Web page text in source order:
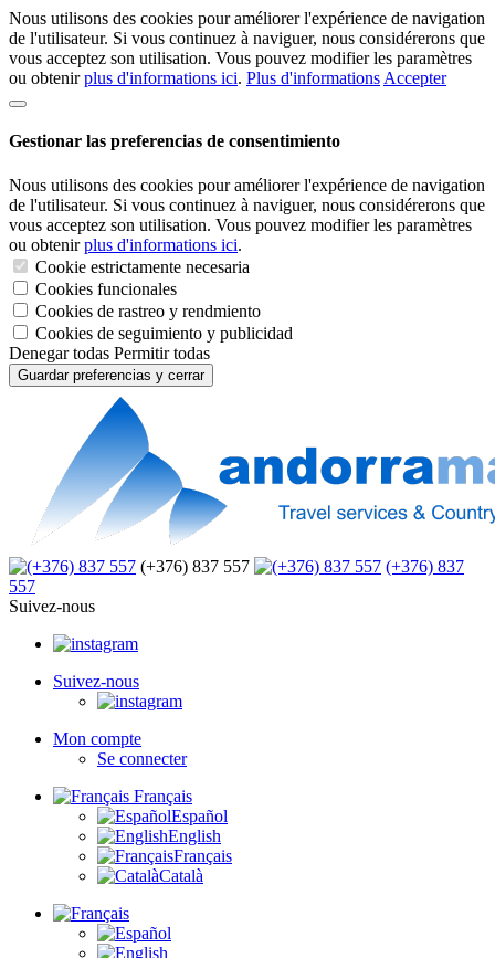
Nous utilisons des cookies pour améliorer l'expérience de navigation
de l'utilisateur. Si vous continuez à naviguer, nous considérerons que
vous acceptez son utilisation. Vous pouvez modifier les paramètres
ou obtenirplus d'informations ici. Plus d'informations Accepter
Gestionar las preferencias de consentimiento
Nous utilisons des cookies pour améliorer l'expérience de navigation
de l'utilisateur. Si vous continuez à naviguer, nous considérerons que
vous acceptez son utilisation. Vous pouvez modifier les paramètres
ou obtenirplus d'informations ici.
Cookie estrictamente necesaria
Cookies funcionales
Cookies de rastreo y rendmiento
Cookies de seguimiento y publicidad
Denegar todas Permitir todas
Guardar preferencias y cerrar
(+376) 837 557
(+376) 837
557
Suivez-nous
Suivez-nous
Mon compte
Se connecter
Français
Español
English
Français
Català